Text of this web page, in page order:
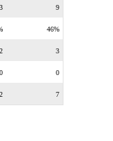
3 9
46%
2 3
0 0
2 7